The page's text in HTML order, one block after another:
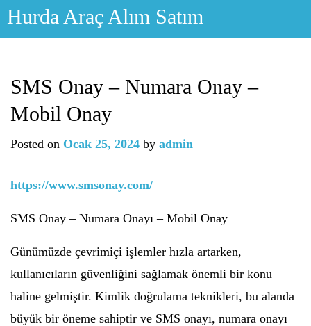
Skip
Hurda Araç Alım Satım
SMS Onay – Numara Onay –
Mobil Onay
Posted on Ocak 25, 2024 by admin
https://www.smsonay.com/
SMS Onay – Numara Onayı – Mobil Onay
Günümüzde çevrimiçi işlemler hızla artarken,
kullanıcıların güvenliğini sağlamak önemli bir konu
haline gelmiştir. Kimlik doğrulama teknikleri, bu alanda
büyük bir öneme sahiptir ve SMS onayı, numara onayı